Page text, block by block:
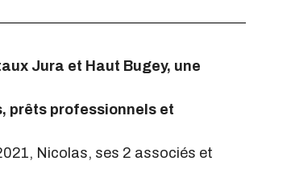
Jura et Haut Bugey, une
prêts professionnels et
Nicolas, ses 2 associés et